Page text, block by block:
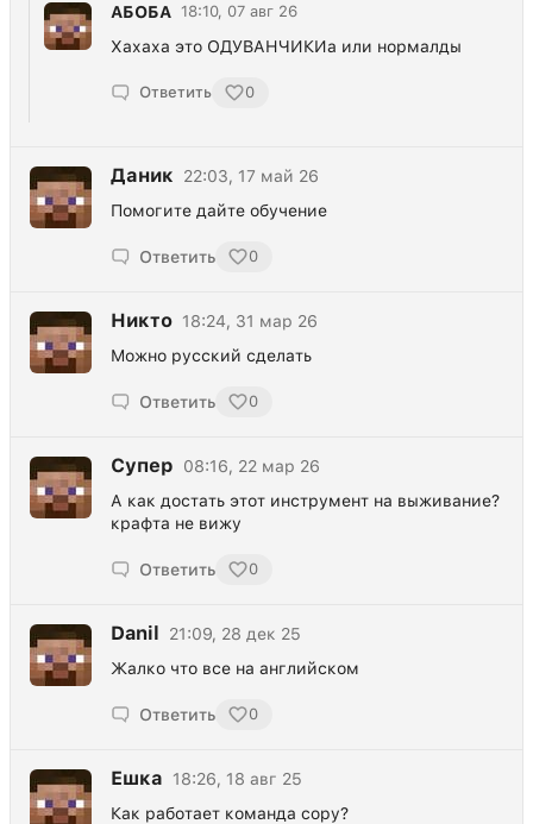
АБОБА 18:10, 07 авг 26
Хахаха это ОДУВАНЧИКИа или нормалды
Ответить 0
Даник
22:03, 17 май 26
Помогите дайте обучение
Ответить 0
Никто 18:24, 31 мар 26
Можно русский сделать
Ответить 0
Супер
08:16, 22 мар 26
А как достать этот инструмент на выживание?
крафта не вижу
Ответить 0
Danil
21:09, 28 дек 25
Жалко что все на английском
Ответить 0
Ешка
18:26, 18 авг 25
Как работает команда copy?